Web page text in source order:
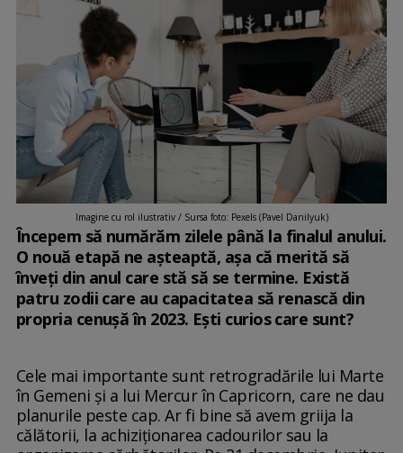
Imagine cu rol ilustrativ / Sursa foto: Pexels (Pavel Danilyuk)
Începem să numărăm zilele până la finalul anului.
O nouă etapă ne așteaptă, așa că merită să
înveți din anul care stă să se termine. Există
patru zodii care au capacitatea să renască din
propria cenușă în 2023. Ești curios care sunt?
Cele mai importante sunt retrogradările lui Marte
în Gemeni și a lui Mercur în Capricorn, care ne dau
planurile peste cap. Ar fi bine să avem griija la
călătorii, la achiziționarea cadourilor sau la